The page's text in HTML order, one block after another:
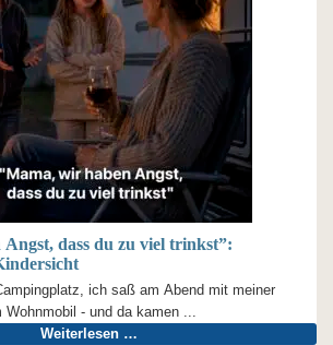
dass du zu viel trinkst”:
ich saß am Abend mit meiner
Wohnmobil - und da kamen ...
Weiterlesen …